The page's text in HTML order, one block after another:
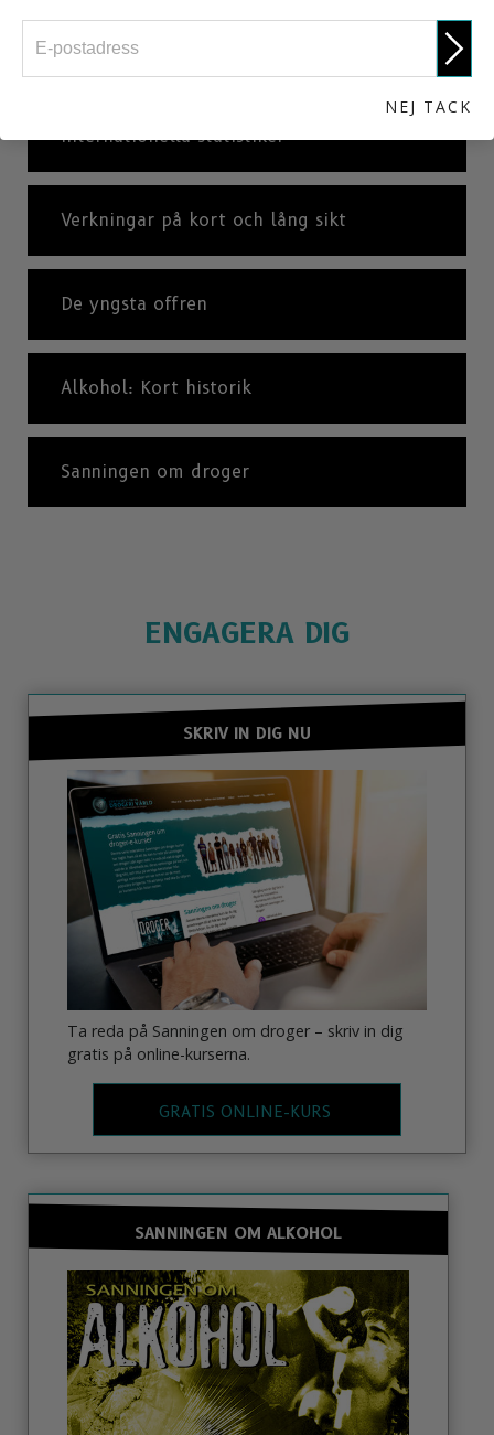
Vad är alkoholism eller alkoholberoende?
Internationella statistiker
Verkningar på kort och lång sikt
De yngsta offren
Alkohol: Kort historik
Sanningen om droger
ENGAGERA DIG
SKRIV IN DIG NU
Ta reda på Sanningen om droger – skriv in dig
gratis på online-kurserna.
GRATIS ONLINE-KURS
SANNINGEN OM ALKOHOL
NEJ TACK